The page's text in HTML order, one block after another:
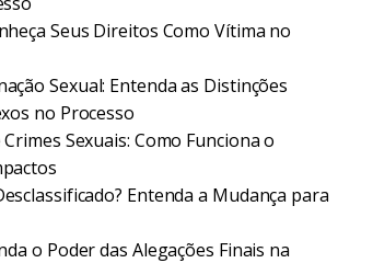
Seus Direitos Como Vítima no
Sexual: Entenda as Distinções
no Processo
Sexuais: Como Funciona o
Entenda a Mudança para
o Poder das Alegações Finais na